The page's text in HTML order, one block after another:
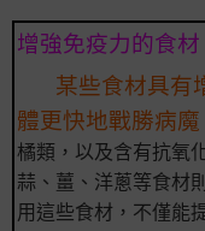
增強免疫力的食材
某些食材具有
體更快地戰勝病魔
橘類，以及含有抗氧
蒜、薑、洋蔥等食材
用這些食材，不僅能